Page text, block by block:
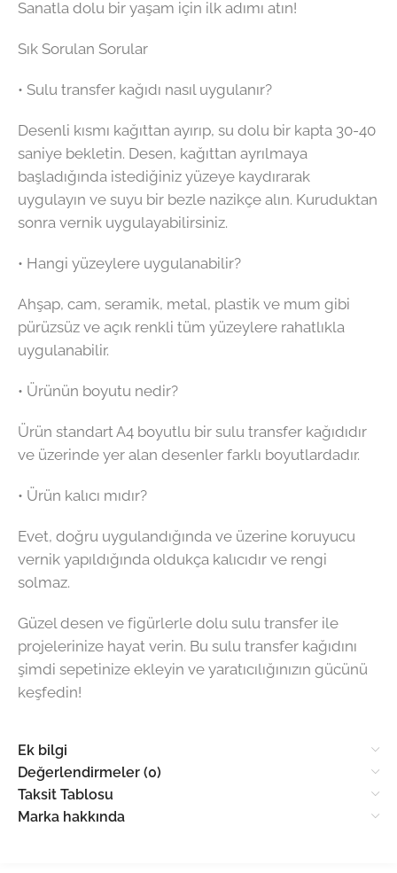
Sanatla dolu bir yaşam için ilk adımı atın!
Sık Sorulan Sorular
• Sulu transfer kağıdı nasıl uygulanır?
Desenli kısmı kağıttan ayırıp, su dolu bir kapta 30-40
saniye bekletin. Desen, kağıttan ayrılmaya
başladığında istediğiniz yüzeye kaydırarak
uygulayın ve suyu bir bezle nazikçe alın. Kuruduktan
sonra vernik uygulayabilirsiniz.
• Hangi yüzeylere uygulanabilir?
Ahşap, cam, seramik, metal, plastik ve mum gibi
pürüzsüz ve açık renkli tüm yüzeylere rahatlıkla
uygulanabilir.
• Ürünün boyutu nedir?
Ürün standart A4 boyutlu bir sulu transfer kağıdıdır
ve üzerinde yer alan desenler farklı boyutlardadır.
• Ürün kalıcı mıdır?
Evet, doğru uygulandığında ve üzerine koruyucu
vernik yapıldığında oldukça kalıcıdır ve rengi
solmaz.
Güzel desen ve figürlerle dolu sulu transfer ile
projelerinize hayat verin. Bu sulu transfer kağıdını
şimdi sepetinize ekleyin ve yaratıcılığınızın gücünü
keşfedin!
Ek bilgi
Değerlendirmeler (0)
Taksit Tablosu
Marka hakkında